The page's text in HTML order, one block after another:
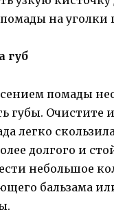
на уголки
губ
помады
губы. Очистите
легко
долгого и
небольшое
бальзама